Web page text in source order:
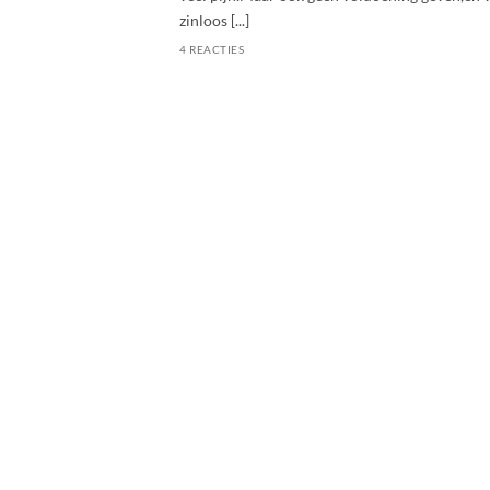
zinloos [...]
4 REACTIES